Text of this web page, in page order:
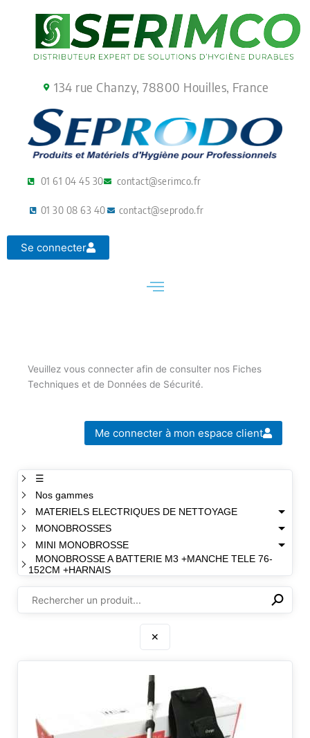
134 rue Chanzy, 78800 Houilles, France
01 61 04 45 30 contact@serimco.fr
01 30 08 63 40 contact@seprodo.fr
Se connecter
Veuillez vous connecter afin de consulter nos Fiches
Techniques et de Données de Sécurité.
Me connecter à mon espace client
☰
Nos gammes
MATERIELS ELECTRIQUES DE NETTOYAGE
MONOBROSSES
MINI MONOBROSSE
MONOBROSSE A BATTERIE M3 +MANCHE TELE 76-
152CM +HARNAIS
⚲
✕